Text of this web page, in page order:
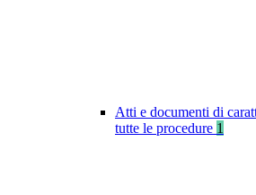
Atti e documenti di
tutte le procedure 1